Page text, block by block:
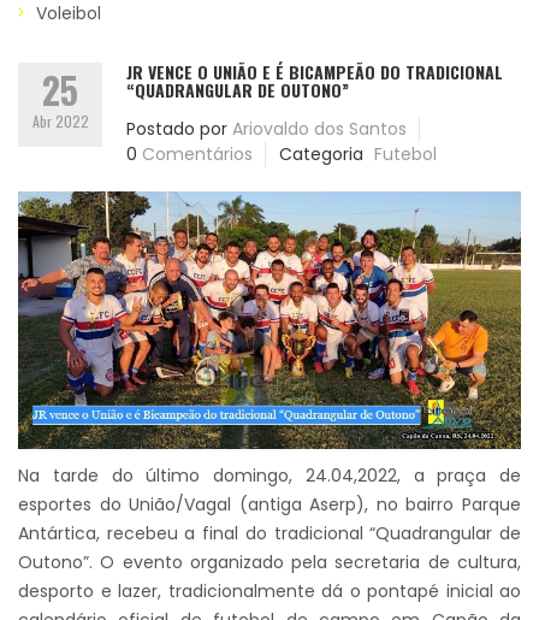
Voleibol
25
Abr 2022
JR VENCE O UNIÃO E É BICAMPEÃO DO TRADICIONAL
“QUADRANGULAR DE OUTONO”
Postado por Ariovaldo dos Santos
0 Comentários Categoria Futebol
Na tarde do último domingo, 24.04,2022, a praça de
esportes do União/Vagal (antiga Aserp), no bairro Parque
Antártica, recebeu a final do tradicional “Quadrangular de
Outono”. O evento organizado pela secretaria de cultura,
desporto e lazer, tradicionalmente dá o pontapé inicial ao